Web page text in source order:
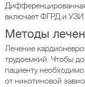
включает ФГРД и
Методы
Лечение
трудоемкий. Чтобы
пациенту
от никотиновой